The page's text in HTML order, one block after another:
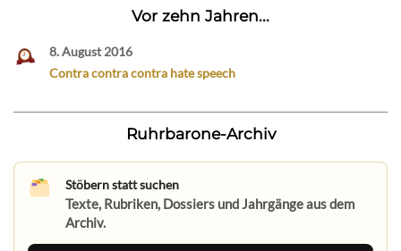
Vor zehn Jahren...
8. August 2016
Contra contra contra hate speech
Ruhrbarone-Archiv
Stöbern statt suchen
Texte, Rubriken, Dossiers und Jahrgänge aus dem
Archiv.